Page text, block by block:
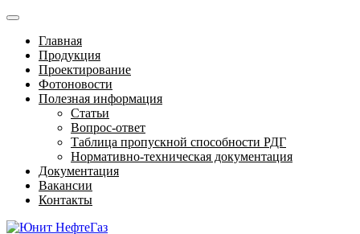
Главная
Продукция
Проектирование
Фотоновости
Полезная информация
Статьи
Вопрос-ответ
Таблица пропускной способности РДГ
Нормативно-техническая документация
Документация
Вакансии
Контакты